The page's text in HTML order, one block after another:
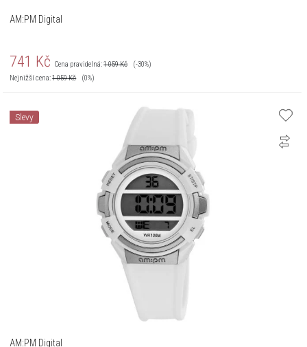
AM:PM Digital
741 Kč Cena pravidelná:1 059Kč
(-30%)
Nejnižší cena:1 059Kč (0%)
Slevy
AM:PM Digital